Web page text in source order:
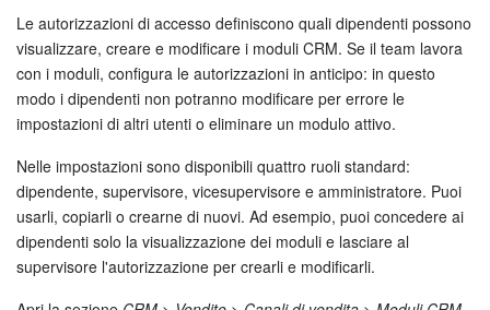
Le autorizzazioni di accesso definiscono quali dipendenti possono
visualizzare, creare e modificare i moduli CRM. Se il team lavora
con i moduli, configura le autorizzazioni in anticipo: in questo
modo i dipendenti non potranno modificare per errore le
impostazioni di altri utenti o eliminare un modulo attivo.
Nelle impostazioni sono disponibili quattro ruoli standard:
dipendente, supervisore, vicesupervisore e amministratore. Puoi
usarli, copiarli o crearne di nuovi. Ad esempio, puoi concedere ai
dipendenti solo la visualizzazione dei moduli e lasciare al
supervisore l'autorizzazione per crearli e modificarli.